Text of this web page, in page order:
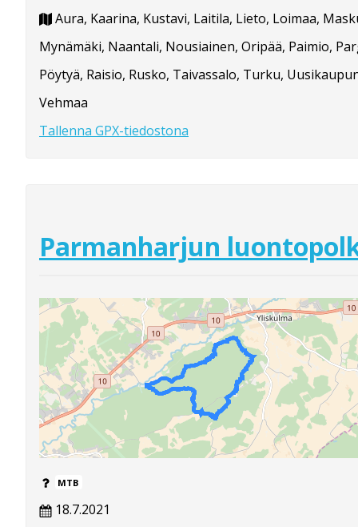
Aura, Kaarina, Kustavi, Laitila, Lieto, Loimaa,
Mynämäki, Naantali, Nousiainen, Oripää, Paimio,
Pöytyä, Raisio, Rusko, Taivassalo, Turku,
Vehmaa
Tallenna GPX-tiedostona
Parmanharjun
MTB
18.7.2021